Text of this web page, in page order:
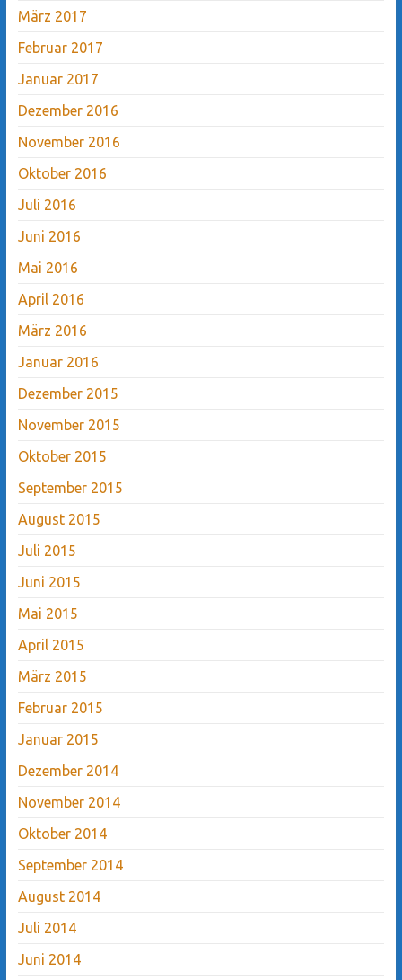
März 2017
Februar 2017
Januar 2017
Dezember 2016
November 2016
Oktober 2016
Juli 2016
Juni 2016
Mai 2016
April 2016
März 2016
Januar 2016
Dezember 2015
November 2015
Oktober 2015
September 2015
August 2015
Juli 2015
Juni 2015
Mai 2015
April 2015
März 2015
Februar 2015
Januar 2015
Dezember 2014
November 2014
Oktober 2014
September 2014
August 2014
Juli 2014
Juni 2014